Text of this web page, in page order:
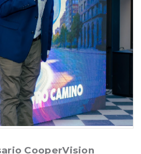
CooperVision